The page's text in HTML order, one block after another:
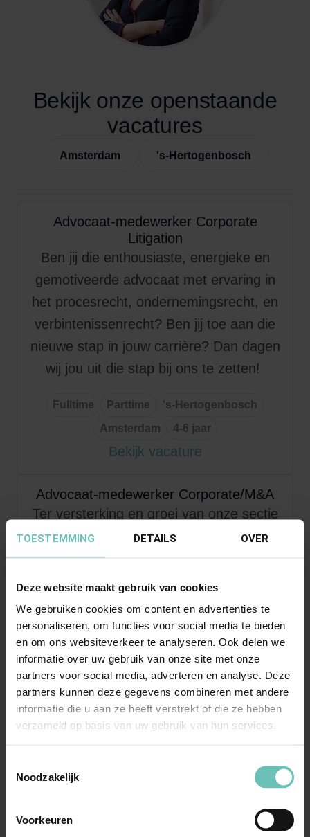
TOESTEMMING DETAILS OVER
Deze website maakt gebruik van cookies
We gebruiken cookies om content en advertenties te
personaliseren, om functies voor social media te bieden
en om ons websiteverkeer te analyseren. Ook delen we
informatie over uw gebruik van onze site met onze
partners voor social media, adverteren en analyse. Deze
partners kunnen deze gegevens combineren met andere
informatie die u aan ze heeft verstrekt of die ze hebben
verzameld op basis van uw gebruik van hun services.
Noodzakelijk
Voorkeuren
Bekijk onze openstaande
vacatures
Amsterdam 's-Hertogenbosch
Advocaat-medewerker Corporate
Litigation
Ben jij die enthousiaste, energieke en
gemotiveerde advocaat met ervaring in
het procesrecht, ondernemingsrecht, en
verbintenissenrecht? Ben jij toe aan die
nieuwe stap in jouw carrière? Dan dagen
wij jou uit die stap bij ons te zetten!
Fulltime Parttime
's-Hertogenbosch
Amsterdam
4-6 jaar
Bekijk vacature
Advocaat-medewerker Corporate/M&A
Ter versterking en groei van onze sectie
Corporate/M&A, locatie ’s-
Hertogenbosch, zijn wij op zoek naar een
enthousiaste advocaat-medewerker. Is
deze functie op jouw lijf geschreven?
Dan zoeken wij jou!
Parttime Fulltime
's-Hertogenbosch
3-6 jaar
Bekijk vacature
open sollicitatie en wij kijken met jou naar de